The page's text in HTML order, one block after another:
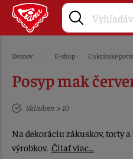
Domov E-shop Cukrárske
Posyp mak
Skladom > 10
Na dekoráciu zákuskov, torty
výrobkov. Čítať viac…